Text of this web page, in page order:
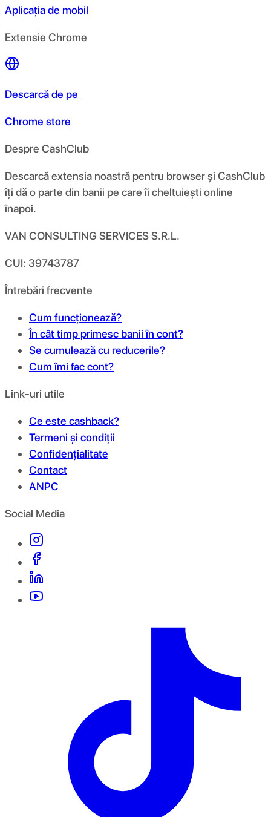
Aplicația de mobil
Extensie Chrome
Descarcă de pe
Chrome store
Despre CashClub
Descarcă extensia noastră pentru browser și CashClub
îți dă o parte din banii pe care îi cheltuiești online
înapoi.
VAN CONSULTING SERVICES S.R.L.
CUI: 39743787
Întrebări frecvente
Cum funcționează?
În cât timp primesc banii în cont?
Se cumulează cu reducerile?
Cum îmi fac cont?
Link-uri utile
Ce este cashback?
Termeni și condiții
Confidențialitate
Contact
ANPC
Social Media